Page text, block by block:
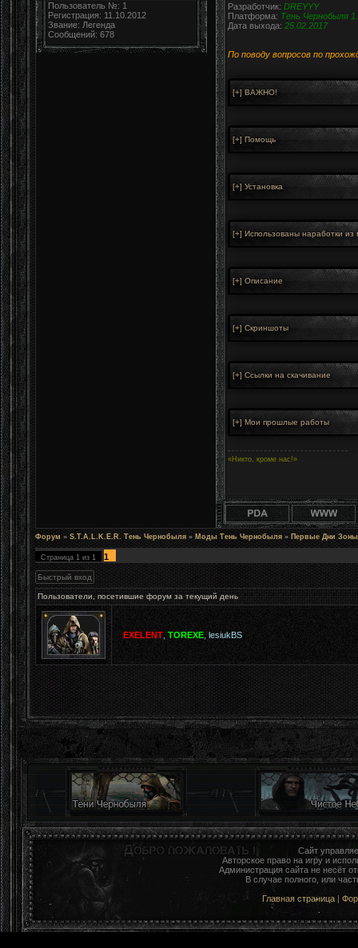
Пользователь №: 1
Регистрация: 11.10.2012
Звание: Легенда
Сообщений: 678
Разработчик: DREYYY
Платформа: Тень Чернобыля
Дата выхода: 25.02.2017
По поводу вопросов по
«Никто, кроме нас!»
Форум » S.T.A.L.K.E.R. Тень Чернобыля » Моды Тень Чернобыля » Первые Дни
Страница 1 из 1 1
Пользователи, посетившие форум за текущий день
EXELENT ,TOREXE lesiukBS
Сайт
Авторское право на игру и
Администрация сайта не несёт
В случае полного, или
Главная страница |